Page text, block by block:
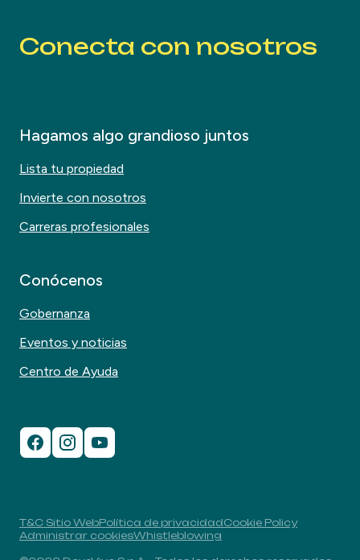
Conecta con nosotros
Hagamos algo grandioso juntos
Lista tu propiedad
Invierte con nosotros
Carreras profesionales
Conócenos
Gobernanza
Eventos y noticias
Centro de Ayuda
T&C Sitio WebPolítica de privacidadCookie Policy
Administrar cookiesWhistleblowing